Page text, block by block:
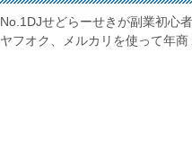
No.1DJせどらーせきが副業
ヤフオク、メルカリを使って年